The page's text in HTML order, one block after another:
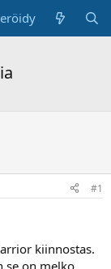
#1
kiinnostas.
se on melko